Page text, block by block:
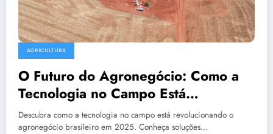
AGRICULTURA
O Futuro do Agronegócio: Como a
Tecnologia no Campo Está
Transformando o Brasil
Descubra como a tecnologia no campo está revolucionando o
agronegócio brasileiro em 2025. Conheça soluções…